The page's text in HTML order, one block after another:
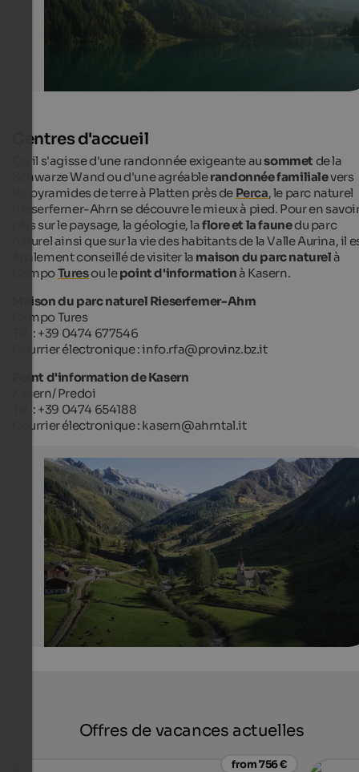
Kasern near Prettau
Kasern with Sacred Heart church is the last village in
of Ahrntal and is the starting point for many hiking
Tourismusverein Ahrntal - Filippo Galluzzi
Centres d'accueil
Qu'il s'agisse d'une randonnée exigeante ausommet de la
Schwarze Wand ou d'une agréablerandonnée familialevers
les pyramides de terre à Platten près de Perca, le parc naturel
Rieserferner-Ahrn se découvre le mieux à pied. Pour en
plus sur le paysage, la géologie, laflore et la faunedu parc
naturel ainsi que sur la vie des habitants de la Valle Aurina, il
également conseillé de visiter la maison du parc naturelà
CampoTuresou lepoint d'informationà Kasern.
Maison du parc naturel Rieserferner-Ahrn
Campo Tures
Tél. : +39 0474 677546
Courrier électronique : info.rfa@provinz.bz.it
Point d'information de Kasern
Kasern/ Predoi
Tél. : +39 0474 654188
Courrier électronique : kasern@ahrntal.it
Offres de vacances actuelles
from 756 €